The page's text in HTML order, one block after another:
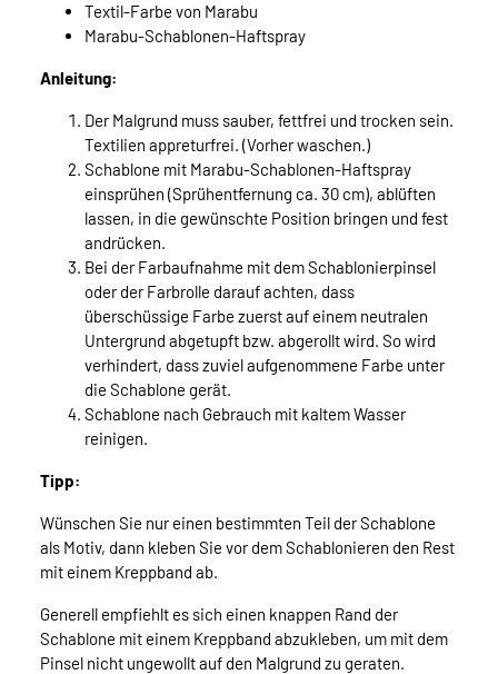
Textil-Farbe von Marabu
Marabu-Schablonen-Haftspray
Anleitung:
Der Malgrund muss sauber, fettfrei und trocken sein.
Textilien appreturfrei. (Vorher waschen.)
Schablone mit Marabu-Schablonen-Haftspray
einsprühen (Sprühentfernung ca. 30 cm), ablüften
lassen, in die gewünschte Position bringen und fest
andrücken.
Bei der Farbaufnahme mit dem Schablonierpinsel
oder der Farbrolle darauf achten, dass
überschüssige Farbe zuerst auf einem neutralen
Untergrund abgetupft bzw. abgerollt wird. So wird
verhindert, dass zuviel aufgenommene Farbe unter
die Schablone gerät.
Schablone nach Gebrauch mit kaltem Wasser
reinigen.
Tipp:
Wünschen Sie nur einen bestimmten Teil der Schablone
als Motiv, dann kleben Sie vor dem Schablonieren den Rest
mit einem Kreppband ab.
Generell empfiehlt es sich einen knappen Rand der
Schablone mit einem Kreppband abzukleben, um mit dem
Pinsel nicht ungewollt auf den Malgrund zu geraten.